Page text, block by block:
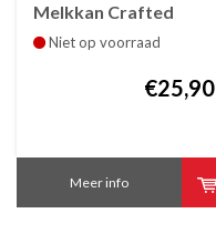
Melkkan Crafted
Breeze 20 cl
Niet op voorraad
€25,90
Meer info